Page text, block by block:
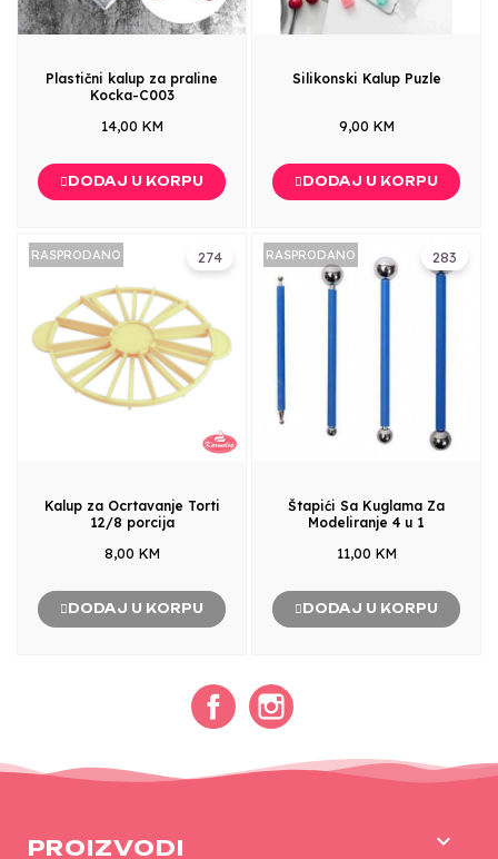
Plastični kalup za praline
Kocka-C003
14,00 KM
DODAJ U KORPU
Silikonski Kalup Puzle
9,00 KM
DODAJ U KORPU
274
RASPRODANO
Kalup za Ocrtavanje Torti
12/8 porcija
8,00 KM
DODAJ U KORPU
283
RASPRODANO
Štapići Sa Kuglama Za
Modeliranje 4 u 1
11,00 KM
DODAJ U KORPU
Facebook
PROIZVODI 